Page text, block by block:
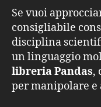
Se vuoi
consigliabile
disciplina
un linguaggio
libreria Pandas,
per manipolare e